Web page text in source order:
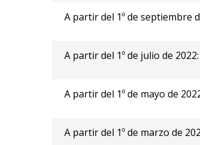
A partir del 1º de septiembre
A partir del 1º de julio de 2022:
A partir del 1º de mayo de
A partir del 1º de marzo de